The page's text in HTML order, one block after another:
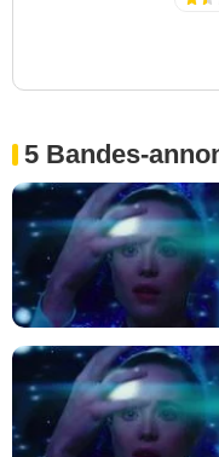
5 Bandes-